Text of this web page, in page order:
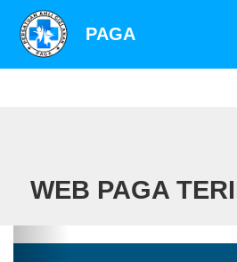
PAGA
WEB PAGA